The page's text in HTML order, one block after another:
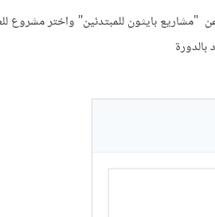
"مشاريع بايثون للمبتدئين" واختر مشروع